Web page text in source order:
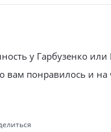
у Гарбузенко
вам понравилось и